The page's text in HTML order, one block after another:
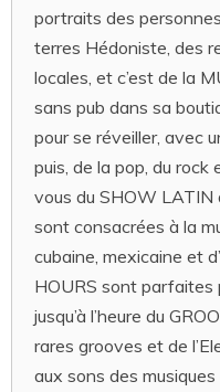
portraits des
terres Hédoniste, des
locales, et c’est de la
sans pub dans sa
pour se réveiller, avec
puis, de la pop, du
vous du SHOW LATIN
sont consacrées à la
cubaine, mexicaine et
HOURS sont parfaites
jusqu’à l’heure du
rares grooves et de
aux sons des